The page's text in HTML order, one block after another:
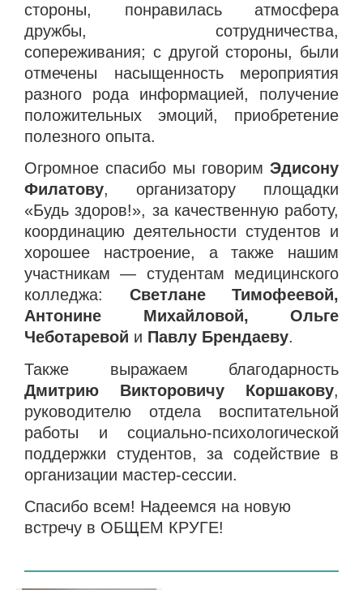
стороны, понравилась атмосфера
дружбы, сотрудничества,
сопереживания; с другой стороны, были
отмечены насыщенность мероприятия
разного рода информацией, получение
положительных эмоций, приобретение
полезного опыта.
Огромное спасибо мы говорим Эдисону
Филатову, организатору площадки
«Будь здоров!», за качественную работу,
координацию деятельности студентов и
хорошее настроение, а также нашим
участникам — студентам медицинского
колледжа: Светлане Тимофеевой,
Антонине Михайловой, Ольге
Чеботаревой и Павлу Брендаеву.
Также выражаем благодарность
Дмитрию Викторовичу Коршакову,
руководителю отдела воспитательной
работы и социально-психологической
поддержки студентов, за содействие в
организации мастер-сессии.
Спасибо всем! Надеемся на новую
встречу в ОБЩЕМ КРУГЕ!